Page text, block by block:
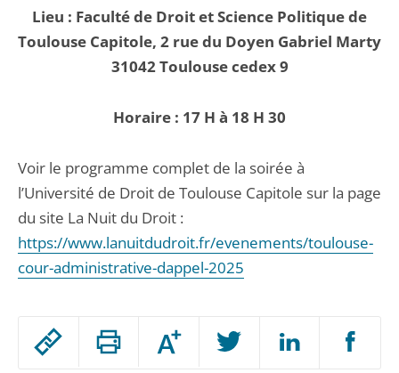
Passer
Augmenter
ou
Lieu : Faculté de Droit et Science Politique de
Toulouse Capitole, 2 rue du Doyen Gabriel Marty
31042 Toulouse cedex 9
Horaire : 17 H à 18 H 30
Voir le programme complet de la soirée à
l’Université de Droit de Toulouse Capitole sur la page
du site La Nuit du Droit :
https://www.lanuitdudroit.fr/evenements/toulouse-
cour-administrative-dappel-2025